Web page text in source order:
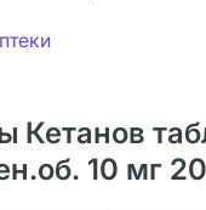
Кетанов
10 мг